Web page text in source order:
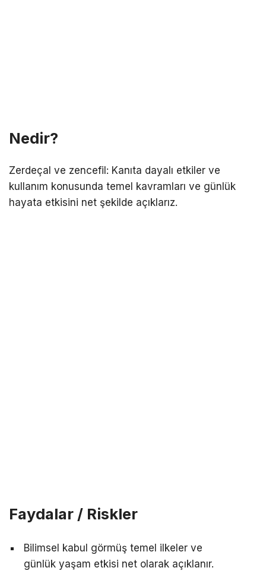
Nedir?
Zerdeçal ve zencefil: Kanıta dayalı etkiler ve
kullanım konusunda temel kavramları ve günlük
hayata etkisini net şekilde açıklarız.
Faydalar / Riskler
Bilimsel kabul görmüş temel ilkeler ve
günlük yaşam etkisi net olarak açıklanır.